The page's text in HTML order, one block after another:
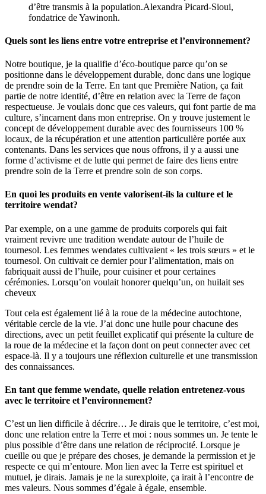
d’être transmis à la population.Alexandra Picard-Sioui,
fondatrice de Yawinonh.
Quels sont les liens entre votre entreprise et l’environnement?
Notre boutique, je la qualifie d’éco-boutique parce qu’on se
positionne dans le développement durable, donc dans une logique
de prendre soin de la Terre. En tant que Première Nation, ça fait
partie de notre identité, d’être en relation avec la Terre de façon
respectueuse. Je voulais donc que ces valeurs, qui font partie de ma
culture, s’incarnent dans mon entreprise. On y trouve justement le
concept de développement durable avec des fournisseurs 100 %
locaux, de la récupération et une attention particulière portée aux
contenants. Dans les services que nous offrons, il y a aussi une
forme d’activisme et de lutte qui permet de faire des liens entre
prendre soin de la Terre et prendre soin de son corps.
En quoi les produits en vente valorisent-ils la culture et le
territoire wendat?
Par exemple, on a une gamme de produits corporels qui fait
vraiment revivre une tradition wendate autour de l’huile de
tournesol. Les femmes wendates cultivaient « les trois sœurs » et le
tournesol. On cultivait ce dernier pour l’alimentation, mais on
fabriquait aussi de l’huile, pour cuisiner et pour certaines
cérémonies. Lorsqu’on voulait honorer quelqu’un, on huilait ses
cheveux
Tout cela est également lié à la roue de la médecine autochtone,
véritable cercle de la vie. J’ai donc une huile pour chacune des
directions, avec un petit feuillet explicatif qui présente la culture de
la roue de la médecine et la façon dont on peut connecter avec cet
espace-là. Il y a toujours une réflexion culturelle et une transmission
des connaissances.
En tant que femme wendate, quelle relation entretenez-vous
avec le territoire et l’environnement?
C’est un lien difficile à décrire… Je dirais que le territoire, c’est moi,
donc une relation entre la Terre et moi : nous sommes un. Je tente le
plus possible d’être dans une relation de réciprocité. Lorsque je
cueille ou que je prépare des choses, je demande la permission et je
respecte ce qui m’entoure. Mon lien avec la Terre est spirituel et
mutuel, je dirais. Jamais je ne la surexploite, ça irait à l’encontre de
mes valeurs. Nous sommes d’égale à égale, ensemble.